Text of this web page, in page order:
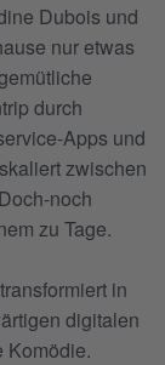
Dubois und
nur etwas
durch
Apps und
zwischen
noch
zu Tage.
in
digitalen
Komödie.